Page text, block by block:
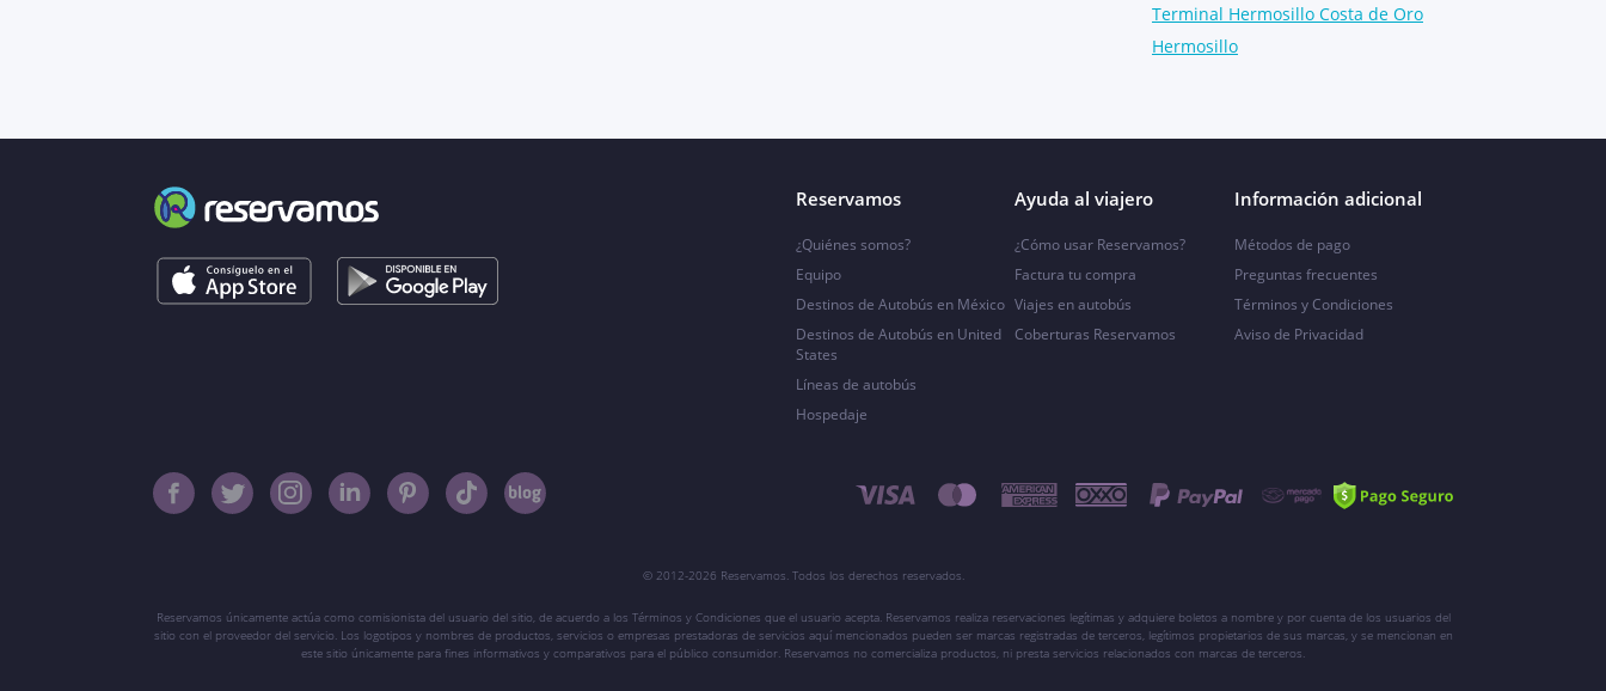
Terminal Hermosillo Costa de Oro
Hermosillo
Reservamos
¿Quiénes somos?
Equipo
Destinos de Autobús en México
Destinos de Autobús en United
States
Líneas de autobús
Hospedaje
Ayuda al viajero
¿Cómo usar Reservamos?
Factura tu compra
Viajes en autobús
Coberturas Reservamos
Información adicional
Métodos de pago
Preguntas frecuentes
Términos y Condiciones
Aviso de Privacidad
© 2012-2026 Reservamos. Todos los derechos reservados.
Reservamos únicamente actúa como comisionista del usuario del sitio, de acuerdo a los Términos y Condiciones que el usuario acepta. Reservamos realiza reservaciones legítimas y adquiere boletos a nombre y por cuenta de los usuarios del
sitio con el proveedor del servicio. Los logotipos y nombres de productos, servicios o empresas prestadoras de servicios aquí mencionados pueden ser marcas registradas de terceros, legítimos propietarios de sus marcas, y se mencionan en
este sitio únicamente para fines informativos y comparativos para el público consumidor. Reservamos no comercializa productos, ni presta servicios relacionados con marcas de terceros.